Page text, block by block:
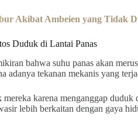
Akibat Ambeien yang Tidak
Duduk di Lantai Panas
bahwa suhu panas akan
adanya tekanan mekanis yang
karena menganggap
lebih berkaitan dengan gaya